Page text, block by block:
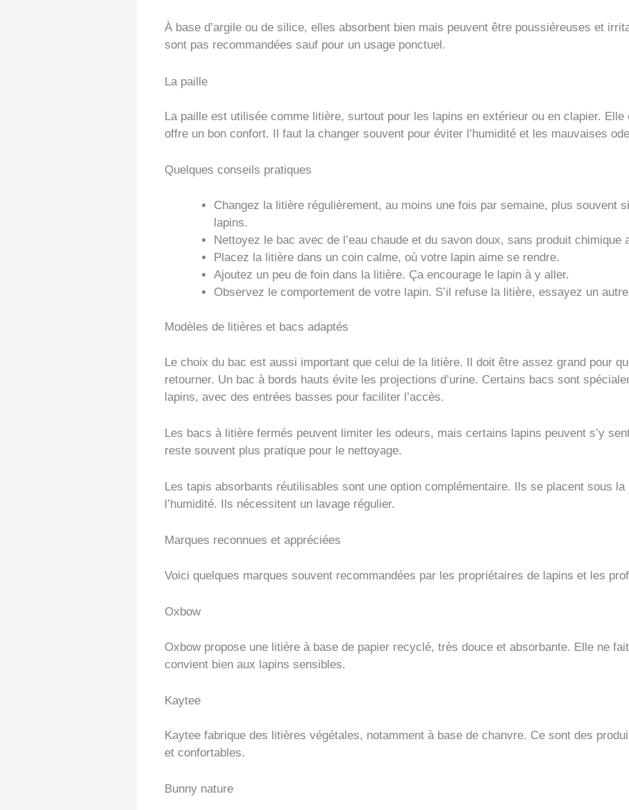
À base d’argile ou de silice, elles absorbent bien mais peuvent être poussiéreuses et
sont pas recommandées sauf pour un usage ponctuel.
La paille
La paille est utilisée comme litière, surtout pour les lapins en extérieur ou en clapier. Elle
offre un bon confort. Il faut la changer souvent pour éviter l’humidité et les mauvaises
Quelques conseils pratiques
Changez la litière régulièrement, au moins une fois par semaine, plus souvent
lapins.
Nettoyez le bac avec de l’eau chaude et du savon doux, sans produit chimique
Placez la litière dans un coin calme, où votre lapin aime se rendre.
Ajoutez un peu de foin dans la litière. Ça encourage le lapin à y aller.
Observez le comportement de votre lapin. S’il refuse la litière, essayez un
Modèles de litières et bacs adaptés
Le choix du bac est aussi important que celui de la litière. Il doit être assez grand pour
retourner. Un bac à bords hauts évite les projections d’urine. Certains bacs sont
lapins, avec des entrées basses pour faciliter l’accès.
Les bacs à litière fermés peuvent limiter les odeurs, mais certains lapins peuvent s’y
reste souvent plus pratique pour le nettoyage.
Les tapis absorbants réutilisables sont une option complémentaire. Ils se placent sous
l’humidité. Ils nécessitent un lavage régulier.
Marques reconnues et appréciées
Voici quelques marques souvent recommandées par les propriétaires de lapins et les
Oxbow
Oxbow propose une litière à base de papier recyclé, très douce et absorbante. Elle ne
convient bien aux lapins sensibles.
Kaytee
Kaytee fabrique des litières végétales, notamment à base de chanvre. Ce sont des
et confortables.
Bunny nature